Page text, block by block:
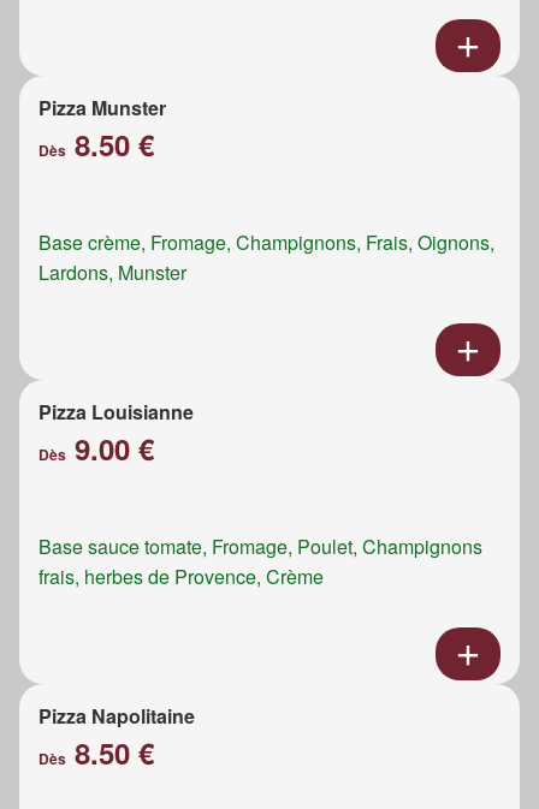
Pizza Munster
Dès 8.50 €
Base crème, Fromage, Champignons, Frais, Oignons,
Lardons, Munster
Pizza Louisianne
Dès 9.00 €
Base sauce tomate, Fromage, Poulet, Champignons
frais, herbes de Provence, Crème
Pizza Napolitaine
Dès 8.50 €